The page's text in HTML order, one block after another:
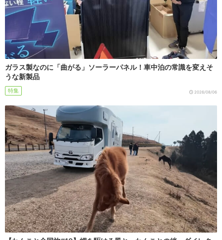
ガラス製なのに「曲がる」ソーラーパネル！車中泊の常識を変えそ
うな新製品
特集 2026/08/06